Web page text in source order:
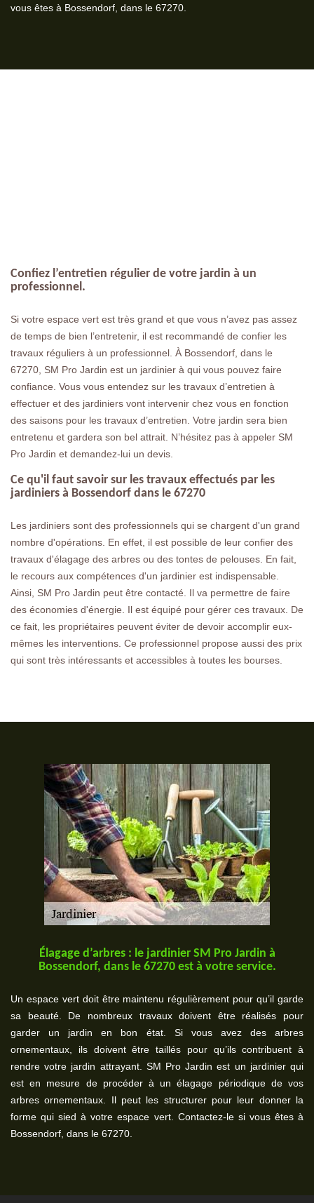
vous êtes à Bossendorf, dans le 67270.
Confiez l’entretien régulier de votre jardin à un
professionnel.
Si votre espace vert est très grand et que vous n’avez pas assez
de temps de bien l’entretenir, il est recommandé de confier les
travaux réguliers à un professionnel. À Bossendorf, dans le
67270, SM Pro Jardin est un jardinier à qui vous pouvez faire
confiance. Vous vous entendez sur les travaux d’entretien à
effectuer et des jardiniers vont intervenir chez vous en fonction
des saisons pour les travaux d’entretien. Votre jardin sera bien
entretenu et gardera son bel attrait. N’hésitez pas à appeler SM
Pro Jardin et demandez-lui un devis.
Ce qu'il faut savoir sur les travaux effectués par les
jardiniers à Bossendorf dans le 67270
Les jardiniers sont des professionnels qui se chargent d'un grand
nombre d'opérations. En effet, il est possible de leur confier des
travaux d'élagage des arbres ou des tontes de pelouses. En fait,
le recours aux compétences d'un jardinier est indispensable.
Ainsi, SM Pro Jardin peut être contacté. Il va permettre de faire
des économies d'énergie. Il est équipé pour gérer ces travaux. De
ce fait, les propriétaires peuvent éviter de devoir accomplir eux-
mêmes les interventions. Ce professionnel propose aussi des prix
qui sont très intéressants et accessibles à toutes les bourses.
Élagage d’arbres : le jardinier SM Pro Jardin à
Bossendorf, dans le 67270 est à votre service.
Un espace vert doit être maintenu régulièrement pour qu’il garde
sa beauté. De nombreux travaux doivent être réalisés pour
garder un jardin en bon état. Si vous avez des arbres
ornementaux, ils doivent être taillés pour qu’ils contribuent à
rendre votre jardin attrayant. SM Pro Jardin est un jardinier qui
est en mesure de procéder à un élagage périodique de vos
arbres ornementaux. Il peut les structurer pour leur donner la
forme qui sied à votre espace vert. Contactez-le si vous êtes à
Bossendorf, dans le 67270.